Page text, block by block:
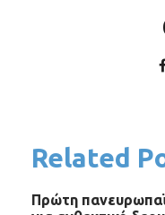
Related
Πρώτη